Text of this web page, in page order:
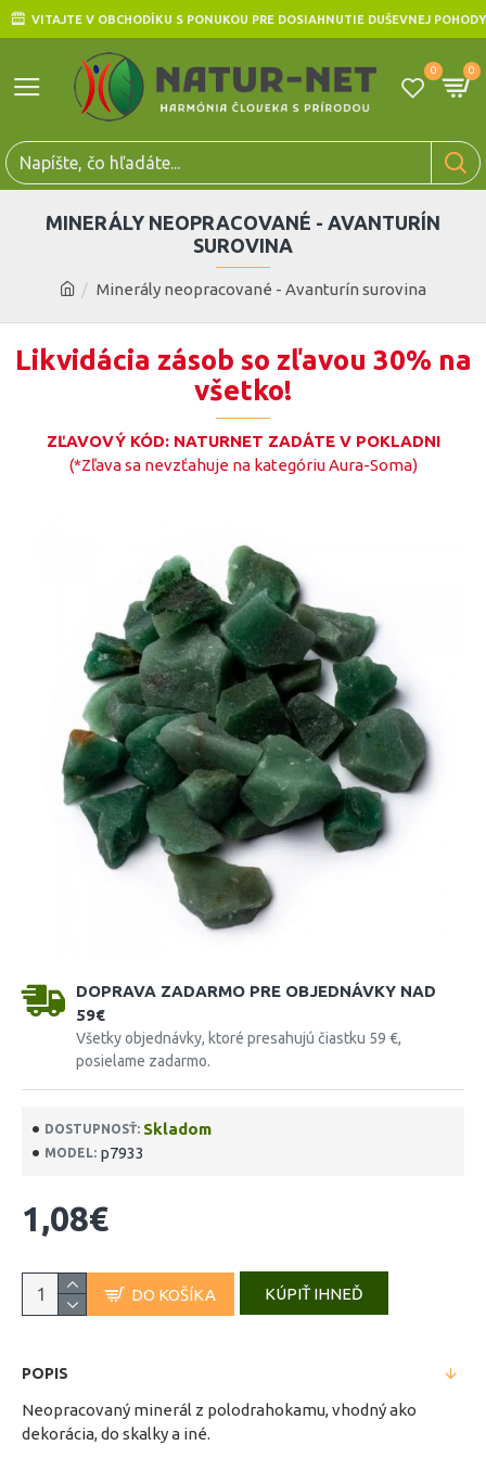
VITAJTE V OBCHODÍKU S PONUKOU PRE DOSIAHNUTIE DUŠEVNEJ POHODY
0 0
Minerály neopracované - Avanturín surovina
MINERÁLY NEOPRACOVANÉ - AVANTURÍN
SUROVINA
Likvidácia zásob so zľavou 30% na
všetko!
ZĽAVOVÝ KÓD: NATURNET ZADÁTE V POKLADNI
(*Zľava sa nevzťahuje na kategóriu Aura-Soma)
DOPRAVA ZADARMO PRE OBJEDNÁVKY NAD
59€
Všetky objednávky, ktoré presahujú čiastku 59 €,
posielame zadarmo.
DOSTUPNOSŤ: Skladom
MODEL: p7933
1,08€
DO KOŠÍKA KÚPIŤ IHNEĎ
POPIS
Neopracovaný minerál z polodrahokamu, vhodný ako
dekorácia, do skalky a iné.